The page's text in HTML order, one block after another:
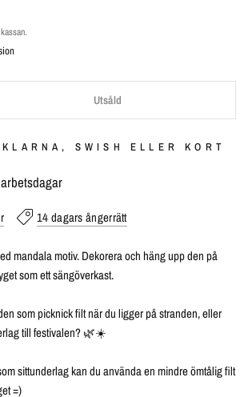
Utsåld
SWISH ELLER KORT
14 dagars ångerrätt
mandala motiv. Dekorera och häng upp den på
som ett sängöverkast.
som picknick filt när du ligger på stranden, eller
till festivalen? 🌿☀️
sittunderlag kan du använda en mindre ömtålig filt
=)